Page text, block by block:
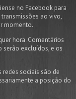
no Facebook para
ao vivo,
momento.
hora. Comentários
serão excluídos, e os
sociais são de
a posição do